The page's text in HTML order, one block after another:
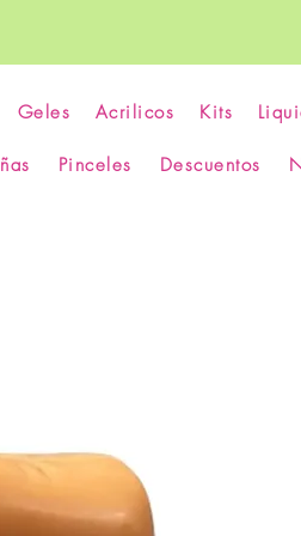
Geles Acrilicos Kits
Pinceles Descuentos